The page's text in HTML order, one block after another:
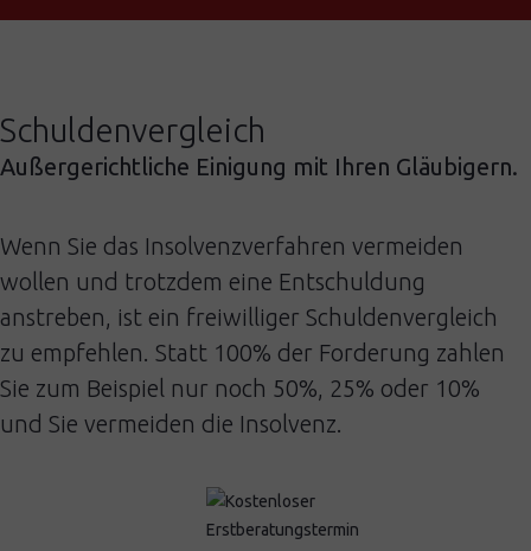
Schuldenvergleich
Außergerichtliche Einigung mit Ihren Gläubigern.
Wenn Sie das Insolvenzverfahren vermeiden
wollen und trotzdem eine Entschuldung
anstreben, ist ein freiwilliger Schuldenvergleich
zu empfehlen. Statt 100% der Forderung zahlen
Sie zum Beispiel nur noch 50%, 25% oder 10%
und Sie vermeiden die Insolvenz.